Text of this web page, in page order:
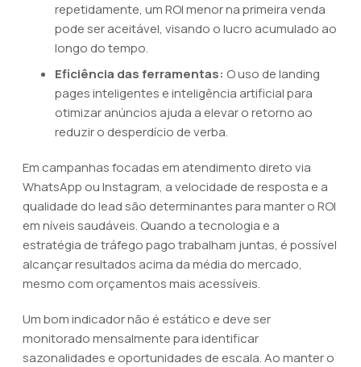
repetidamente, um ROI menor na primeira venda
pode ser aceitável, visando o lucro acumulado ao
longo do tempo.
Eficiência das ferramentas: O uso de landing
pages inteligentes e inteligência artificial para
otimizar anúncios ajuda a elevar o retorno ao
reduzir o desperdício de verba.
Em campanhas focadas em atendimento direto via
WhatsApp ou Instagram, a velocidade de resposta e a
qualidade do lead são determinantes para manter o ROI
em níveis saudáveis. Quando a tecnologia e a
estratégia de tráfego pago trabalham juntas, é possível
alcançar resultados acima da média do mercado,
mesmo com orçamentos mais acessíveis.
Um bom indicador não é estático e deve ser
monitorado mensalmente para identificar
sazonalidades e oportunidades de escala. Ao manter o